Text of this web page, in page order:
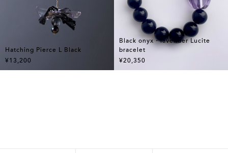
Hatching Pierce L Black
¥13,200
Black onyx・lavender Lucite
bracelet
¥20,350